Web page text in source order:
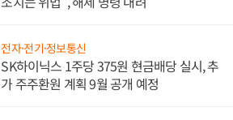
전자·전기·정보통신
SK하이닉스 1주당 375원 현금배당 실시, 추
가 주주환원 계획 9월 공개 예정